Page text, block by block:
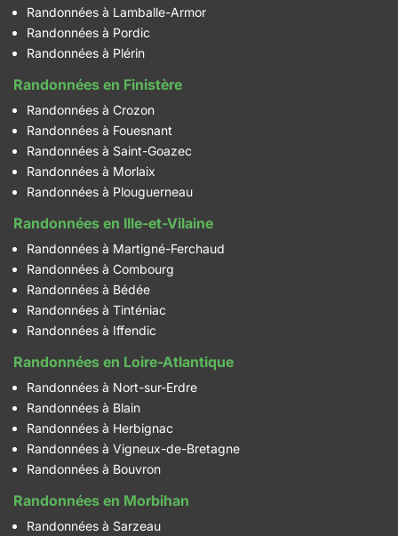
Randonnées à Lamballe-Armor
Randonnées à Pordic
Randonnées à Plérin
Randonnées en Finistère
Randonnées à Crozon
Randonnées à Fouesnant
Randonnées à Saint-Goazec
Randonnées à Morlaix
Randonnées à Plouguerneau
Randonnées en Ille-et-Vilaine
Randonnées à Martigné-Ferchaud
Randonnées à Combourg
Randonnées à Bédée
Randonnées à Tinténiac
Randonnées à Iffendic
Randonnées en Loire-Atlantique
Randonnées à Nort-sur-Erdre
Randonnées à Blain
Randonnées à Herbignac
Randonnées à Vigneux-de-Bretagne
Randonnées à Bouvron
Randonnées en Morbihan
Randonnées à Sarzeau